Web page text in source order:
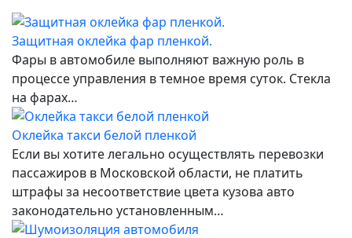
Защитная оклейка фар пленкой.
Фары в автомобиле выполняют важную роль в
процессе управления в темное время суток. Стекла
на фарах…
Оклейка такси белой пленкой
Если вы хотите легально осуществлять перевозки
пассажиров в Московской области, не платить
штрафы за несоответствие цвета кузова авто
законодательно установленным…